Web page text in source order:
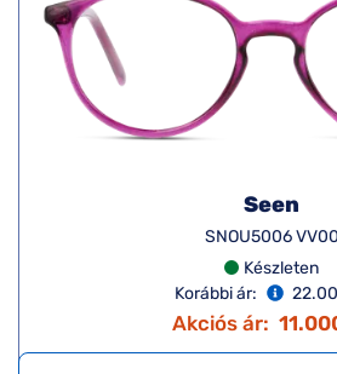
Seen
SNOU5006 VV00
Készleten
Korábbi ár:
Akciós ár: